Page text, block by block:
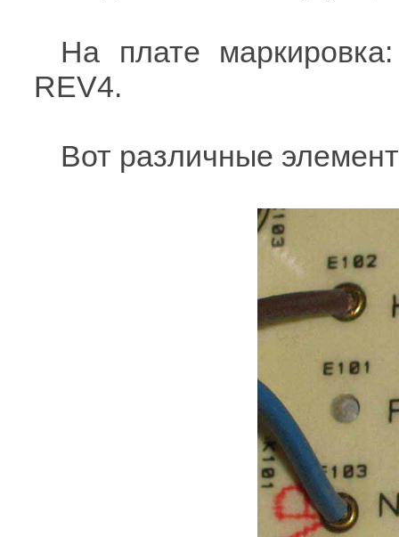
На плате
REV4.
Вот различные